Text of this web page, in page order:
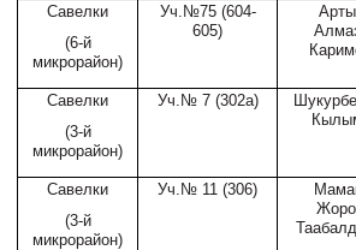
Савелки
(6-й
микрорайон)
Уч.№75 (604-
605)
Савелки
(3-й
микрорайон)
Уч.№ 7 (302а)
Савелки
(3-й
микрорайон)
Уч.№ 11 (306)